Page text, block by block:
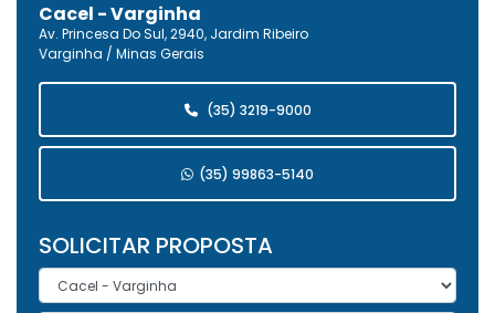
Cacel - Varginha
Av. Princesa Do Sul, 2940, Jardim Ribeiro
Varginha / Minas Gerais
(35) 3219-9000
(35) 99863-5140
SOLICITAR PROPOSTA